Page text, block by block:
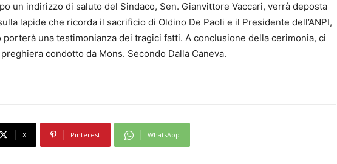
un indirizzo di saluto del Sindaco, Sen. Gianvittore Vaccari, verrà deposta
lapide che ricorda il sacrificio di Oldino De Paoli e il Presidente dell’ANPI,
porterà una testimonianza dei tragici fatti. A conclusione della cerimonia, ci
condotto da Mons. Secondo Dalla Caneva.
X Pinterest WhatsApp